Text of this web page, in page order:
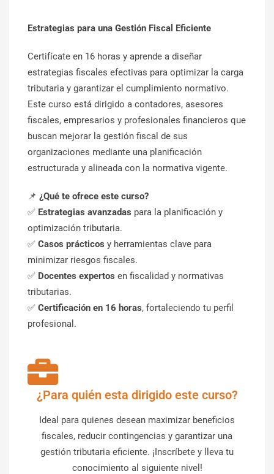
Estrategias para una Gestión Fiscal Eficiente
Certifícate en 16 horas y aprende a diseñar
estrategias fiscales efectivas para optimizar la carga
tributaria y garantizar el cumplimiento normativo.
Este curso está dirigido a contadores, asesores
fiscales, empresarios y profesionales financieros que
buscan mejorar la gestión fiscal de sus
organizaciones mediante una planificación
estructurada y alineada con la normativa vigente.
📌 ¿Qué te ofrece este curso?
✅ Estrategias avanzadas para la planificación y
optimización tributaria.
✅ Casos prácticos y herramientas clave para
minimizar riesgos fiscales.
✅ Docentes expertos en fiscalidad y normativas
tributarias.
✅ Certificación en 16 horas, fortaleciendo tu perfil
profesional.
¿Para quién esta dirigido este curso?
Ideal para quienes desean maximizar beneficios
fiscales, reducir contingencias y garantizar una
gestión tributaria eficiente. ¡Inscríbete y lleva tu
conocimiento al siguiente nivel!